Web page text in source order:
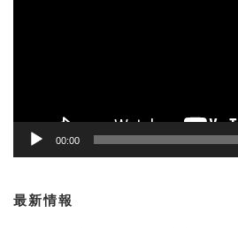
00:00
最新情報